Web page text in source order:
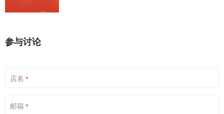
参与讨论
店名 *
邮箱 *